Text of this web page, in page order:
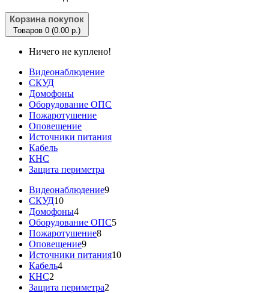
Корзина покупок
Товаров 0 (0.00 р.)
Ничего не куплено!
Видеонаблюдение
СКУД
Домофоны
Оборудование ОПС
Пожаротушение
Оповещение
Источники питания
Кабель
КНС
Защита периметра
Видеонаблюдение9
СКУД10
Домофоны4
Оборудование ОПС5
Пожаротушение8
Оповещение9
Источники питания10
Кабель4
КНС2
Защита периметра2